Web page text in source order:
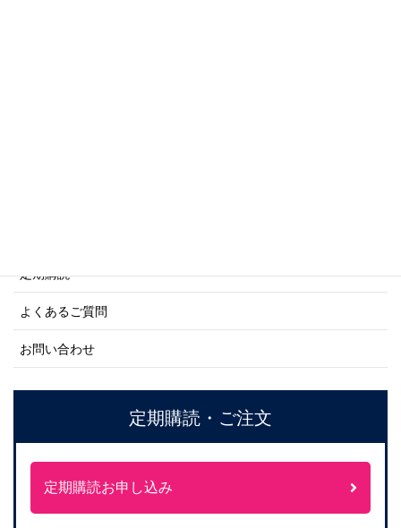
定期購読
よくあるご質問
お問い合わせ
定期購読・ご注文
定期購読お申し込み